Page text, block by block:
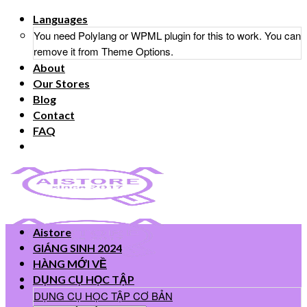
Skip
content
Languages
You need Polylang or WPML plugin for this to work. You can
remove it from Theme Options.
About
Our Stores
Blog
Contact
FAQ
Aistore
GIÁNG SINH 2024
HÀNG MỚI VỀ
DỤNG CỤ HỌC TẬP
DỤNG CỤ HỌC TẬP CƠ BẢN